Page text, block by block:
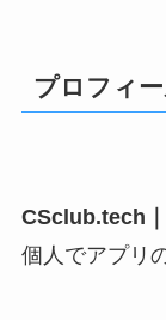
プロフィ
CSclub.tech
個人でアプリ